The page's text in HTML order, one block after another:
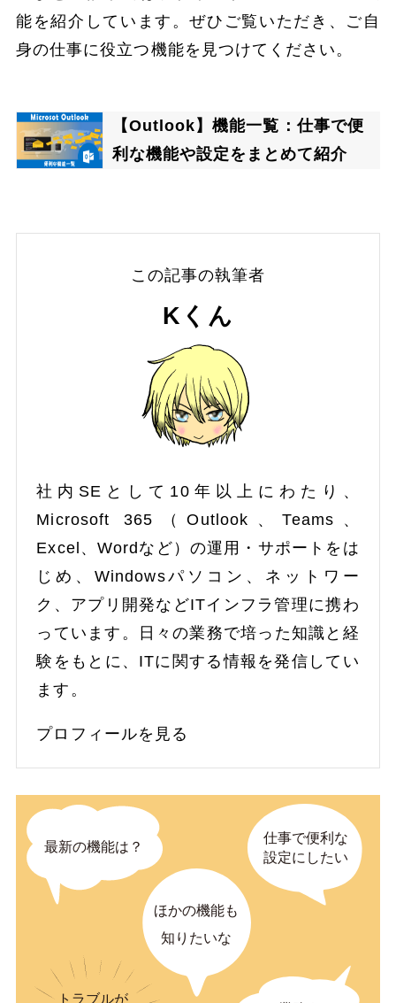
能を紹介しています。ぜひご覧いただき、ご自
身の仕事に役立つ機能を見つけてください。
【Outlook】機能一覧：仕事で便
利な機能や設定をまとめて紹介
この記事の執筆者
Kくん
社内SEとして10年以上にわたり、
Microsoft 365（Outlook、Teams、
Excel、Wordなど）の運用・サポートをは
じめ、Windowsパソコン、ネットワー
ク、アプリ開発などITインフラ管理に携わ
っています。日々の業務で培った知識と経
験をもとに、ITに関する情報を発信してい
ます。
プロフィールを見る